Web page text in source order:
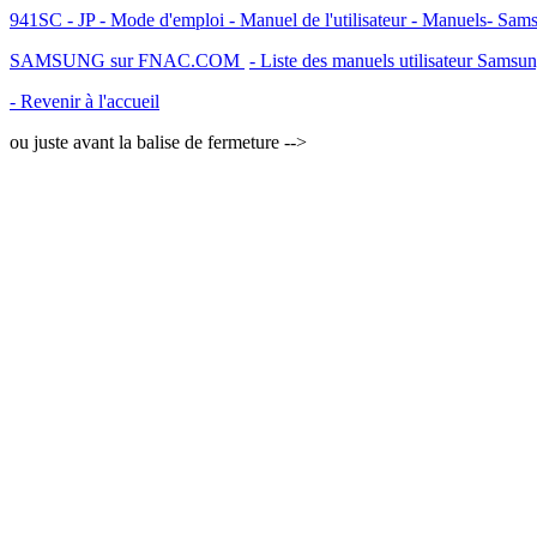
941SC - JP - Mode d'emploi - Manuel de l'utilisateur - Manuels-
SAMSUNG sur FNAC.COM - Liste des manuels utilisateur
- Revenir à l'accueil
ou juste avant la balise de fermeture -->